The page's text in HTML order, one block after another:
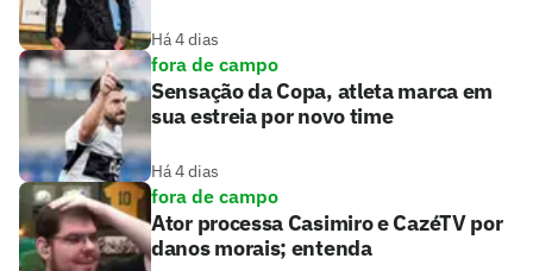
Há 4 dias
fora de campo
Sensação da Copa, atleta marca em
sua estreia por novo time
Há 4 dias
fora de campo
Ator processa Casimiro e CazéTV por
danos morais; entenda